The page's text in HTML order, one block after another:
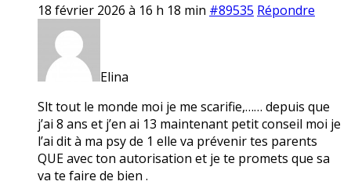
18 février 2026 à 16 h 18 min #89535 Répondre
Elina
Slt tout le monde moi je me scarifie,…… depuis que
j’ai 8 ans et j’en ai 13 maintenant petit conseil moi je
l’ai dit à ma psy de 1 elle va prévenir tes parents
QUE avec ton autorisation et je te promets que sa
va te faire de bien .